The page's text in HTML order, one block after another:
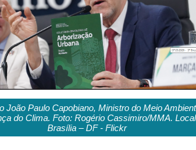
João Paulo Capobiano, Ministro do Meio
do Clima. Foto: Rogério Cassimiro/MMA.
Brasília – DF - Flickr